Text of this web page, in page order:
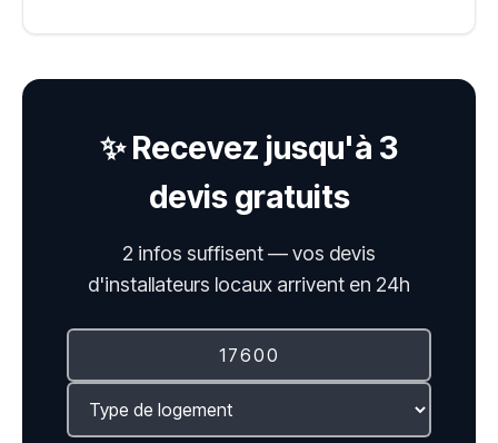
✨ Recevez jusqu'à 3
devis gratuits
2 infos suffisent — vos devis
d'installateurs locaux arrivent en 24h